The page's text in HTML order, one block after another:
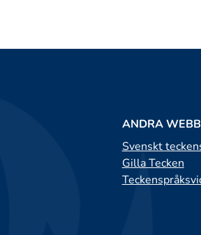
ANDRA
Svenskt
Gilla Tecken